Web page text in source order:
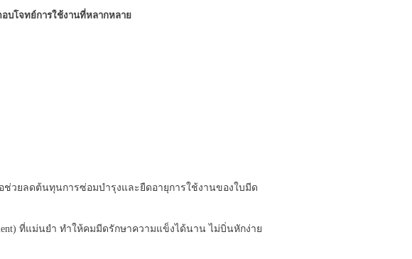
อบโจทย์การใช้งานที่หลากหลาย
อช่วยลดต้นทุนการซ่อมบำรุงและยืดอายุการใช้งานของใบมีด
ที่แม่นยำ ทำให้คมมีดรักษาความแข็งได้นาน ไม่บิ่นหักง่าย